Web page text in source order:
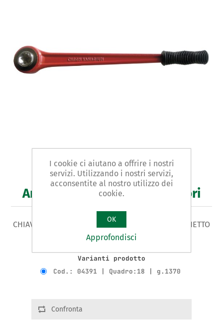
Art. 43/D - chiave per radiatori
CHIAVE PER RADIATORI tipo DI MANOVRA A CRICCHETTO
PER ARTT. 43 - 43/A
Varianti prodotto
Cod.: 04391 | Quadro:18 | g.1370
Confronta
I cookie ci aiutano a offrire i nostri
servizi. Utilizzando i nostri servizi,
acconsentite al nostro utilizzo dei
cookie.
OK
Approfondisci